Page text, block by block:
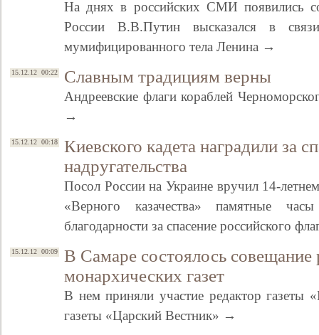
На днях в российских СМИ появились
России В.В.Путин высказался в
мумифицированного тела Ленина →
15.12.12 00:22 Славным традициям верны
Андреевские флаги кораблей
→
15.12.12 00:18
Киевского кадета наградили за
надругательства
Посол России на Украине вручил 14-
«Верного казачества» памятные
благодарности за спасение российского
15.12.12 00:09
В Самаре состоялось совещание
монархических газет
В нем приняли участие редактор газеты
газеты «Царский Вестник» →